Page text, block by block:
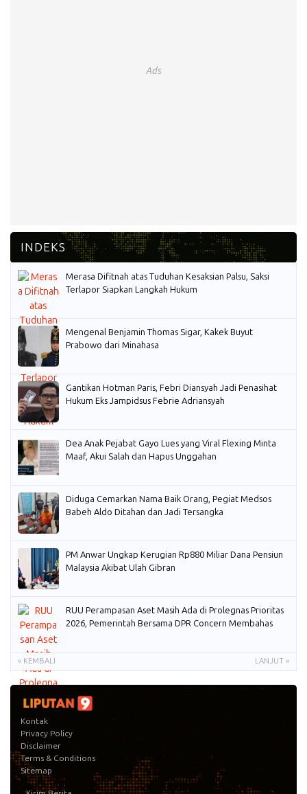
Ads
Merasa Difitnah atas Tuduhan Kesaksian Palsu, Saksi
Terlapor Siapkan Langkah Hukum
Mengenal Benjamin Thomas Sigar, Kakek Buyut
Prabowo dari Minahasa
Gantikan Hotman Paris, Febri Diansyah Jadi Penasihat
Hukum Eks Jampidsus Febrie Adriansyah
Dea Anak Pejabat Gayo Lues yang Viral Flexing Minta
Maaf, Akui Salah dan Hapus Unggahan
Diduga Cemarkan Nama Baik Orang, Pegiat Medsos
Babeh Aldo Ditahan dan Jadi Tersangka
PM Anwar Ungkap Kerugian Rp880 Miliar Dana Pensiun
Malaysia Akibat Ulah Gibran
RUU Perampasan Aset Masih Ada di Prolegnas Prioritas
2026, Pemerintah Bersama DPR Concern Membahas
« KEMBALI LANJUT »
Kontak
Privacy Policy
Disclaimer
Terms & Conditions
Sitemap